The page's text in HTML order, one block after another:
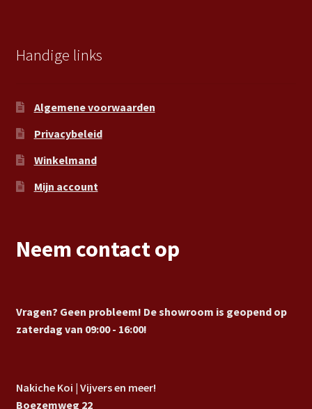
Handige links
Algemene voorwaarden
Privacybeleid
Winkelmand
Mijn account
Neem contact op
Vragen? Geen probleem! De showroom is geopend op
zaterdag van 09:00 - 16:00!
Nakiche Koi | Vijvers en meer!
Boezemweg 22